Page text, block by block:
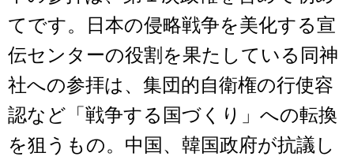
てです。日本の侵略戦争を美化する宣
伝センターの役割を果たしている同神
社への参拝は、集団的自衛権の行使容
認など「戦争する国づくり」への転換
を狙うもの。中国、韓国政府が抗議し